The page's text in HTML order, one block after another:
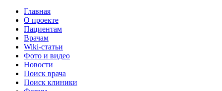
Главная
О проекте
Пациентам
Врачам
Wiki-статьи
Фото и видео
Новости
Поиск врача
Поиск клиники